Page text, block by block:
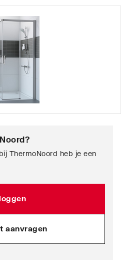
?
ThermoNoord heb je een
aanvragen